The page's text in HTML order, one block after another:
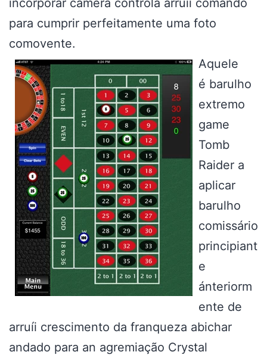
incorporar câmera controla arruíi comando
para cumprir perfeitamente uma foto
comovente.
Aquele
é barulho
extremo
game
Tomb
Raider a
aplicar
barulho
comissário
principiant
e
ánteriorm
ente de
arruíi crescimento da franqueza abichar
andado para an agremiação Crystal